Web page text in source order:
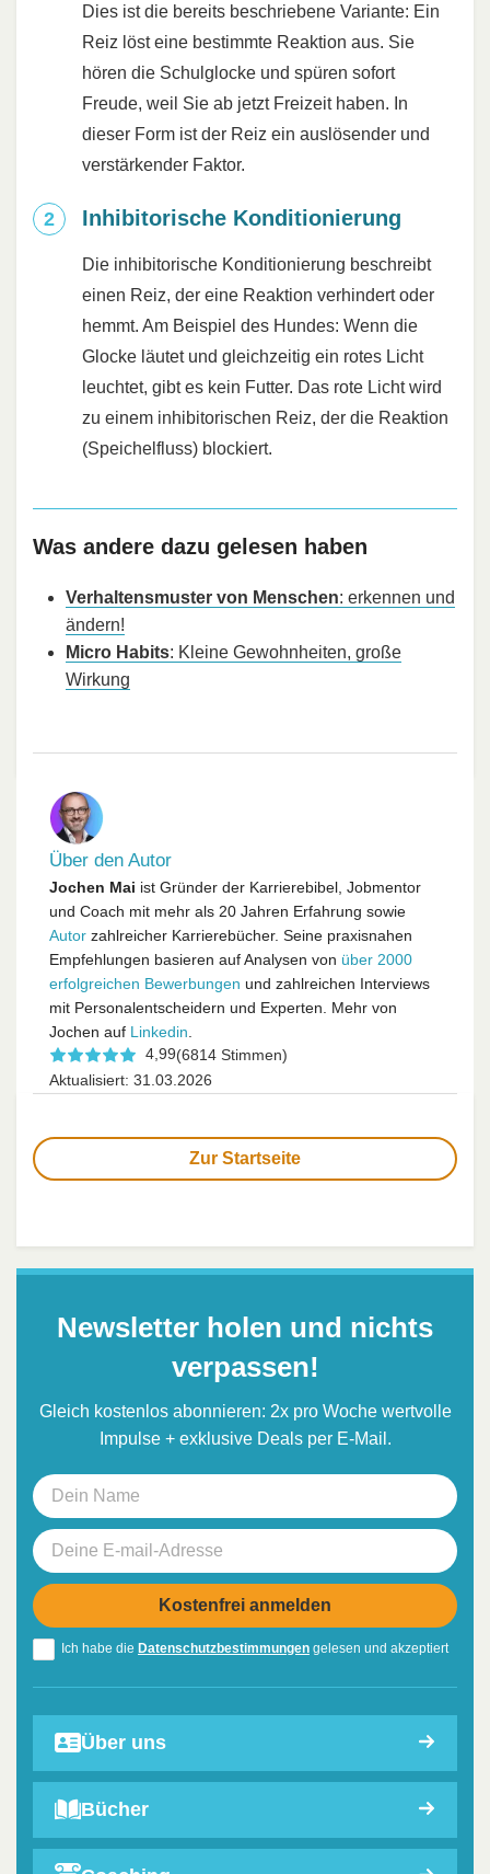
Dies ist die bereits beschriebene Variante: Ein
Reiz löst eine bestimmte Reaktion aus. Sie
hören die Schulglocke und spüren sofort
Freude, weil Sie ab jetzt Freizeit haben. In
dieser Form ist der Reiz ein auslösender und
verstärkender Faktor.
Inhibitorische Konditionierung
Die inhibitorische Konditionierung beschreibt
einen Reiz, der eine Reaktion verhindert oder
hemmt. Am Beispiel des Hundes: Wenn die
Glocke läutet und gleichzeitig ein rotes Licht
leuchtet, gibt es kein Futter. Das rote Licht wird
zu einem inhibitorischen Reiz, der die Reaktion
(Speichelfluss) blockiert.
Was andere dazu gelesen haben
Verhaltensmuster von Menschen: erkennen und
ändern!
Micro Habits: Kleine Gewohnheiten, große
Wirkung
Über den Autor
Jochen Mai ist Gründer der Karrierebibel, Jobmentor
und Coach mit mehr als 20 Jahren Erfahrung sowie
Autor zahlreicher Karrierebücher. Seine praxisnahen
Empfehlungen basieren auf Analysen von über 2000
erfolgreichen Bewerbungen und zahlreichen Interviews
mit Personalentscheidern und Experten. Mehr von
Jochen auf Linkedin
4,99(6814 Stimmen)
Aktualisiert: 31.03.2026
Zur Startseite
Newsletter holen und nichts
verpassen!
Gleich kostenlos abonnieren: 2x pro Woche wertvolle
Impulse + exklusive Deals per E-Mail.
Ich habe die Datenschutzbestimmungen gelesen und akzeptiert
Über uns
Bücher